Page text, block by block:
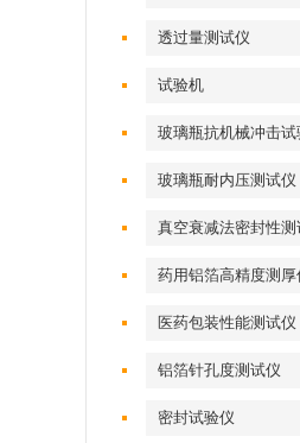
透过量测试仪
试验机
玻璃瓶抗机械冲击试
玻璃瓶耐内压测试仪
真空衰减法密封性测
药用铝箔高精度测厚
医药包装性能测试仪
铝箔针孔度测试仪
密封试验仪